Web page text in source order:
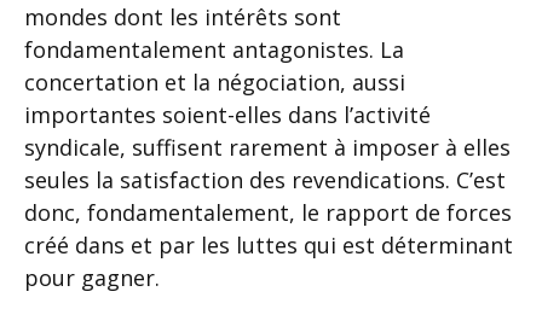
mondes dont les intérêts sont
fondamentalement antagonistes. La
concertation et la négociation, aussi
importantes soient-elles dans l’activité
syndicale, suffisent rarement à imposer à elles
seules la satisfaction des revendications. C’est
donc, fondamentalement, le rapport de forces
créé dans et par les luttes qui est déterminant
pour gagner.